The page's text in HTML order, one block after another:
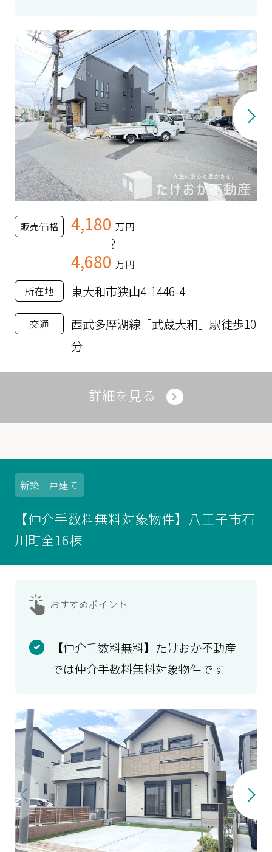
販売価格 4,180 万円
～
4,680 万円
所在地
東大和市狭山4-1446-4
交通
西武多摩湖線「武蔵大和」駅徒歩10
分
詳細を見る
新築一戸建て
【仲介手数料無料対象物件】八王子市石
川町全16棟
おすすめポイント
【仲介手数料無料】たけおか不動産
では仲介手数料無料対象物件です